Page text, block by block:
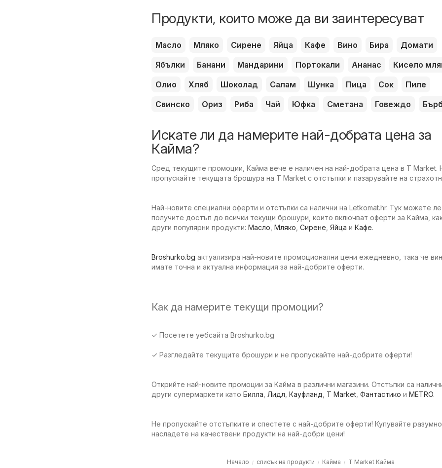
Продукти, които може да ви заинтересуват
Масло Мляко Сирене Яйца Кафе Вино Бира
Домати
Ябълки
Банани Мандарини Портокали Ананас
Кисело
Олио
Хляб Шоколад Салам Шунка Пица Сок
Пиле
Свинско
Ориз Риба Чай Юфка Сметана Говеждо
Искате ли да намерите най-добрата цена за
Кайма?
Сред текущите промоции, Кайма вече е наличен на най-добрата цена в T Market.
пропускайте текущата брошура на T Market с отстъпки и пазарувайте на
Най-новите специални оферти и отстъпки са налични на Letkomat.hr. Тук можете
получите достъп до всички текущи брошури, които включват оферти за Кайма,
други популярни продукти: Масло Мляко Сирене Яйца и Кафе.
Broshurko.bg актуализира най-новите промоционални цени ежедневно, така че
имате точна и актуална информация за най-добрите оферти.
Как да намерите текущи промоции?
✓ Посетете уебсайта Broshurko.bg
✓ Разгледайте текущите брошури и не пропускайте най-добрите оферти!
Открийте най-новите промоции за Кайма в различни магазини. Отстъпки са
други супермаркети като Билла Лидл Кауфланд T Market Фантастико и METRO.
Не пропускайте отстъпките и спестете с най-добрите оферти! Купувайте
насладете на качествени продукти на най-добри цени!
Начало списък на продукти Кайма T Market Кайма